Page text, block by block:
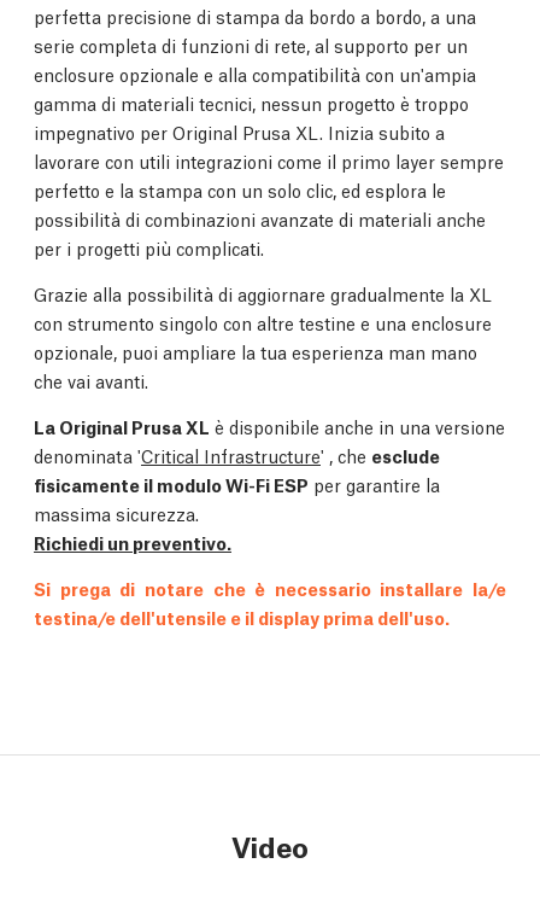
perfetta precisione di stampa da bordo a bordo, a una
serie completa di funzioni di rete, al supporto per un
enclosure opzionale e alla compatibilità con un'ampia
gamma di materiali tecnici, nessun progetto è troppo
impegnativo per Original Prusa XL. Inizia subito a
lavorare con utili integrazioni come il primo layer sempre
perfetto e la stampa con un solo clic, ed esplora le
possibilità di combinazioni avanzate di materiali anche
per i progetti più complicati.
Grazie alla possibilità di aggiornare gradualmente la XL
con strumento singolo con altre testine e una enclosure
opzionale, puoi ampliare la tua esperienza man mano
che vai avanti.
La Original Prusa XL è disponibile anche in una versione
denominata 'Critical Infrastructure' , che esclude
fisicamente il modulo Wi-Fi ESP per garantire la
massima sicurezza.
Richiedi un preventivo.
Si prega di notare che è necessario installare la/e
testina/e dell'utensile e il display prima dell'uso.
Video